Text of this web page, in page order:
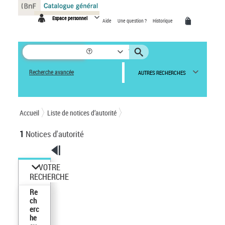
Espace personnel Aide Une question ? Historique
Recherche avancée AUTRES RECHERCHES
Accueil Liste de notices d’autorité
1 Notices d'autorité
VOTRE
RECHERCHE
Re
ch
erc
he
Panneau de gestion des cookies